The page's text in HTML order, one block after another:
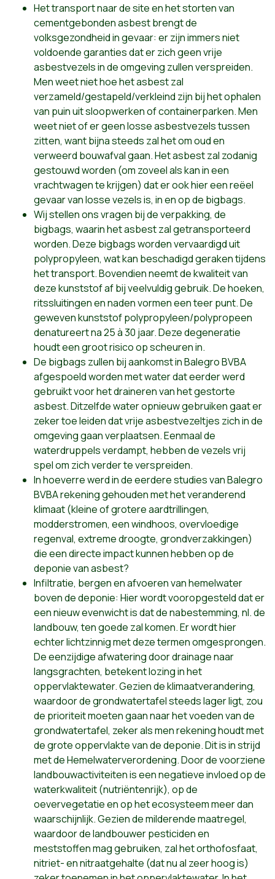
Het transport naar de site en het storten van
cementgebonden asbest brengt de
volksgezondheid in gevaar: er zijn immers niet
voldoende garanties dat er zich geen vrije
asbestvezels in de omgeving zullen verspreiden.
Men weet niet hoe het asbest zal
verzameld/gestapeld/verkleind zijn bij het ophalen
van puin uit sloopwerken of containerparken. Men
weet niet of er geen losse asbestvezels tussen
zitten, want bijna steeds zal het om oud en
verweerd bouwafval gaan. Het asbest zal zodanig
gestouwd worden (om zoveel als kan in een
vrachtwagen te krijgen) dat er ook hier een reëel
gevaar van losse vezels is, in en op de bigbags.
Wij stellen ons vragen bij de verpakking, de
bigbags, waarin het asbest zal getransporteerd
worden. Deze bigbags worden vervaardigd uit
polypropyleen, wat kan beschadigd geraken tijdens
het transport. Bovendien neemt de kwaliteit van
deze kunststof af bij veelvuldig gebruik. De hoeken,
ritssluitingen en naden vormen een teer punt. De
geweven kunststof polypropyleen/polypropeen
denatureert na 25 à 30 jaar. Deze degeneratie
houdt een groot risico op scheuren in.
De bigbags zullen bij aankomst in Balegro BVBA
afgespoeld worden met water dat eerder werd
gebruikt voor het draineren van het gestorte
asbest. Ditzelfde water opnieuw gebruiken gaat er
zeker toe leiden dat vrije asbestvezeltjes zich in de
omgeving gaan verplaatsen. Eenmaal de
waterdruppels verdampt, hebben de vezels vrij
spel om zich verder te verspreiden.
In hoeverre werd in de eerdere studies van Balegro
BVBA rekening gehouden met het veranderend
klimaat (kleine of grotere aardtrillingen,
modderstromen, een windhoos, overvloedige
regenval, extreme droogte, grondverzakkingen)
die een directe impact kunnen hebben op de
deponie van asbest?
Infiltratie, bergen en afvoeren van hemelwater
boven de deponie: Hier wordt vooropgesteld dat er
een nieuw evenwicht is dat de nabestemming, nl. de
landbouw, ten goede zal komen. Er wordt hier
echter lichtzinnig met deze termen omgesprongen.
De eenzijdige afwatering door drainage naar
langsgrachten, betekent lozing in het
oppervlaktewater. Gezien de klimaatverandering,
waardoor de grondwatertafel steeds lager ligt, zou
de prioriteit moeten gaan naar het voeden van de
grondwatertafel, zeker als men rekening houdt met
de grote oppervlakte van de deponie. Dit is in strijd
met de Hemelwaterverordening. Door de voorziene
landbouwactiviteiten is een negatieve invloed op de
waterkwaliteit (nutriëntenrijk), op de
oevervegetatie en op het ecosysteem meer dan
waarschijnlijk. Gezien de milderende maatregel,
waardoor de landbouwer pesticiden en
meststoffen mag gebruiken, zal het orthofosfaat,
nitriet- en nitraatgehalte (dat nu al zeer hoog is)